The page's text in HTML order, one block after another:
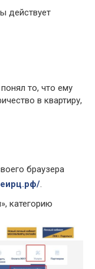
действует
то, что ему
в квартиру,
браузера
.
категорию